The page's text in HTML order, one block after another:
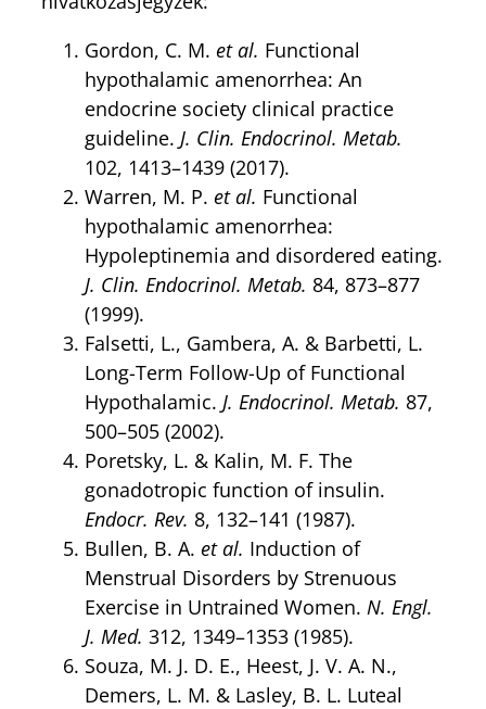
Gordon, C. M. et al. Functional
hypothalamic amenorrhea: An
endocrine society clinical practice
guideline. J. Clin. Endocrinol. Metab.
102, 1413–1439 (2017).
Warren, M. P. et al. Functional
hypothalamic amenorrhea:
Hypoleptinemia and disordered eating.
J. Clin. Endocrinol. Metab. 84, 873–877
(1999).
Falsetti, L., Gambera, A. & Barbetti, L.
Long-Term Follow-Up of Functional
Hypothalamic. J. Endocrinol. Metab. 87,
500–505 (2002).
Poretsky, L. & Kalin, M. F. The
gonadotropic function of insulin.
Endocr. Rev. 8, 132–141 (1987).
Bullen, B. A. et al. Induction of
Menstrual Disorders by Strenuous
Exercise in Untrained Women. N. Engl.
J. Med. 312, 1349–1353 (1985).
Souza, M. J. D. E., Heest, J. V. A. N.,
Demers, L. M. & Lasley, B. L. Luteal